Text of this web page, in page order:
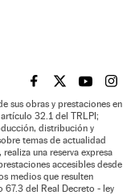
EL PAÍS BRASIL EN
EL PAÍSEL PAÍS
EL
sus obras y prestaciones en
32.1 del TRLPI;
distribución y
temas de actualidad
una reserva expresa
accesibles desde
medios que resulten
del Real Decreto - ley